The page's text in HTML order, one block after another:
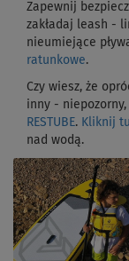
Zapewnij
zakładaj leash -
nieumiejące
ratunkowe.
Czy wiesz, że
inny -
RESTUBE. Kliknij
nad wodą.